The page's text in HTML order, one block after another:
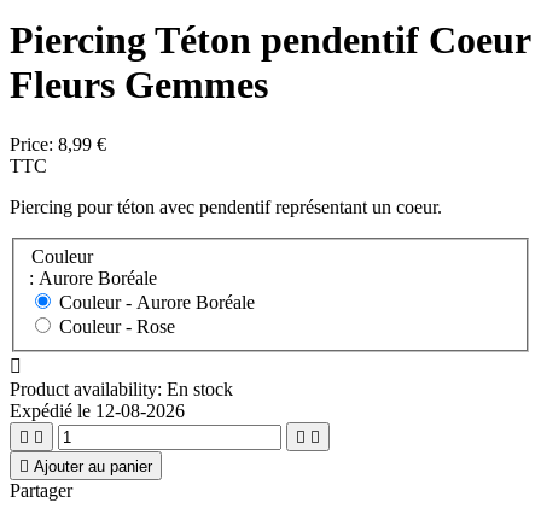
Piercing Téton pendentif Coeur
Fleurs Gemmes
Price: 8,99 €
TTC
Piercing pour téton avec pendentif représentant un coeur.
Couleur
: Aurore Boréale
Couleur - Aurore Boréale
Couleur - Rose

Product availability: En stock
Expédié le 12-08-2026
   
 Ajouter au panier
Partager